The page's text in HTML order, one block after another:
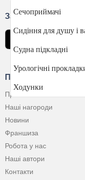
Сечоприймачі
Сидіння для душу і
Судна підкладні
Урологічні
Ходунки
Про Компанію
Про нас
Наші нагороди
Новини
Франшиза
Робота у нас
Наші автори
Контакти
Завантажити